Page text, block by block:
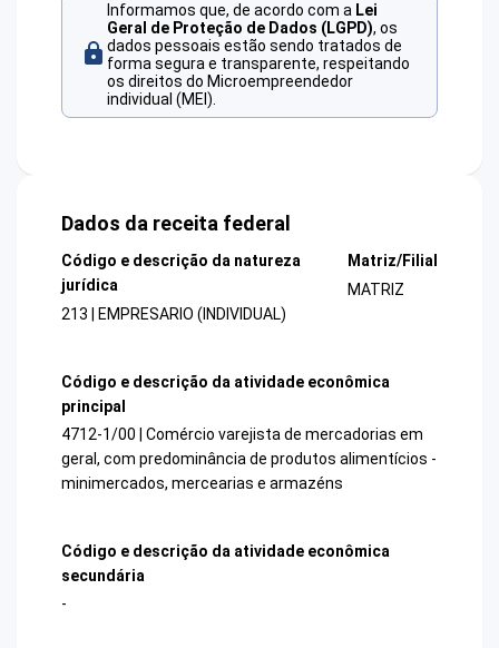
Informamos que, de acordo com a Lei
Geral de Proteção de Dados (LGPD), os
dados pessoais estão sendo tratados de
forma segura e transparente, respeitando
os direitos do Microempreendedor
individual (MEI).
Dados da receita federal
Código e descrição da natureza
jurídica
213 | EMPRESARIO (INDIVIDUAL)
Matriz/Filial
MATRIZ
Código e descrição da atividade econômica
principal
4712-1/00 | Comércio varejista de mercadorias em
geral, com predominância de produtos alimentícios -
minimercados, mercearias e armazéns
Código e descrição da atividade econômica
secundária
-